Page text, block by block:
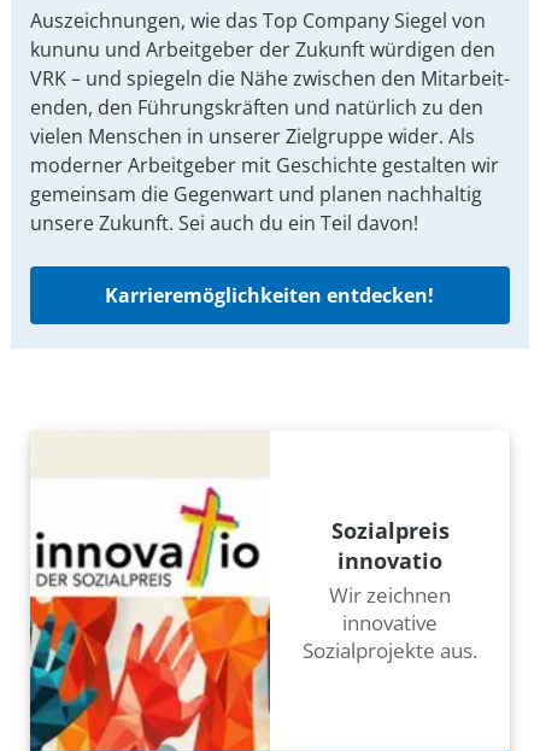
Auszeichnungen, wie das Top Company Siegel von
kununu und Arbeit­geber der Zukunft würdigen den
VRK – und spiegeln die Nähe zwischen den Mit­arbeit­
enden, den Führungs­kräften und natürlich zu den
vielen Menschen in unserer Ziel­gruppe wider. Als
moderner Arbeit­geber mit Ge­schichte gestalten wir
ge­mein­sam die Gegen­wart und planen nach­haltig
unsere Zu­kunft. Sei auch du ein Teil davon!
Karrieremöglichkeiten entdecken!
Sozialpreis
innovatio
Wir zeichnen
innovative
Sozialprojekte aus.